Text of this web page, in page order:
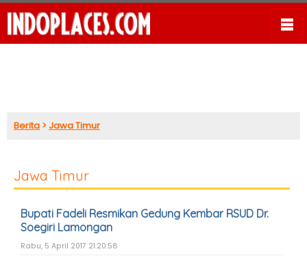
Berita >Jawa Timur
Jawa Timur
Bupati Fadeli Resmikan Gedung Kembar RSUD Dr.
Soegiri Lamongan
Rabu, 5 April 2017 21:20:58